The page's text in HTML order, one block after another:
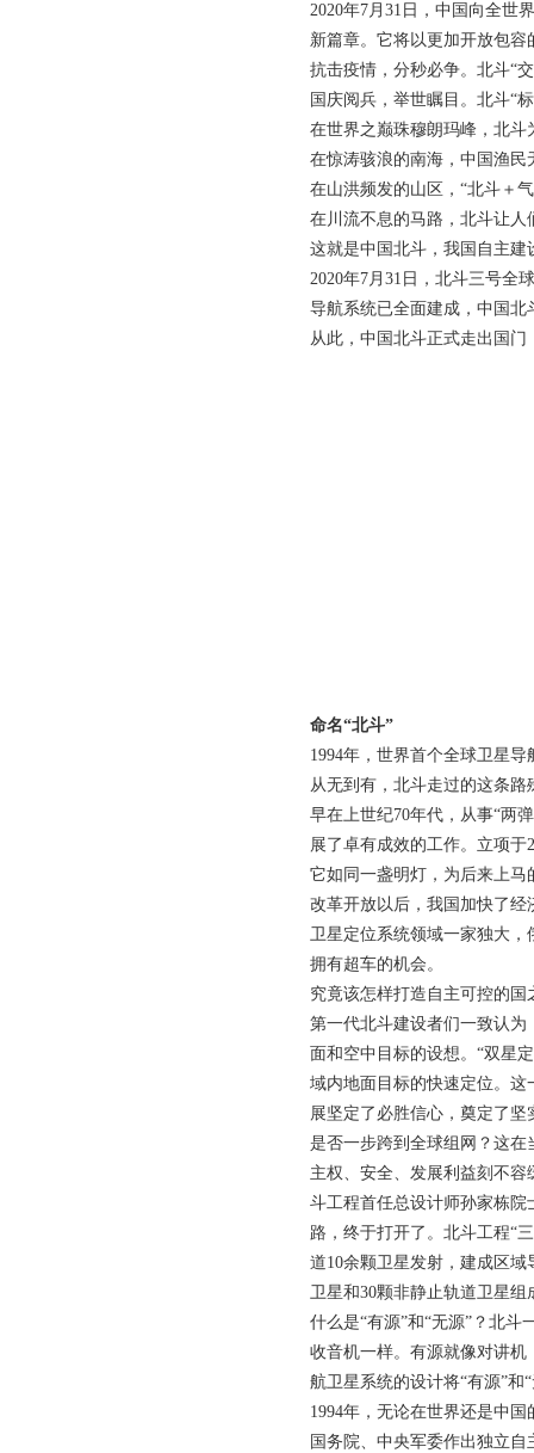
2020年7月31日，中国向全世
新篇章。它将以更加开放包
抗击疫情，分秒必争。北斗“
国庆阅兵，举世瞩目。北斗“
在世界之巅珠穆朗玛峰，北
在惊涛骇浪的南海，中国渔
在山洪频发的山区，“北斗＋
在川流不息的马路，北斗让
这就是中国北斗，我国自主
2020年7月31日，北斗三号全
导航系统已全面建成，中国
从此，中国北斗正式走出国
命名“北斗”
1994年，世界首个全球卫星导
从无到有，北斗走过的这条路
早在上世纪70年代，从事“两
展了卓有成效的工作。立项
它如同一盏明灯，为后来上
改革开放以后，我国加快了经
卫星定位系统领域一家独大
拥有超车的机会。
究竟该怎样打造自主可控的国
第一代北斗建设者们一致认为
面和空中目标的设想。“双星
域内地面目标的快速定位。
展坚定了必胜信心，奠定了
是否一步跨到全球组网？这在
主权、安全、发展利益刻不
斗工程首任总设计师孙家栋院
路，终于打开了。北斗工程“
道10余颗卫星发射，建成区
卫星和30颗非静止轨道卫星
什么是“有源”和“无源”？北
收音机一样。有源就像对讲
航卫星系统的设计将“有源”
1994年，无论在世界还是中
国务院、中央军委作出独立